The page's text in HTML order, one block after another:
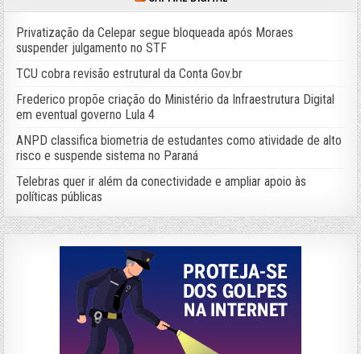
Privatização da Celepar segue bloqueada após Moraes
suspender julgamento no STF
TCU cobra revisão estrutural da Conta Gov.br
Frederico propõe criação do Ministério da Infraestrutura Digital
em eventual governo Lula 4
ANPD classifica biometria de estudantes como atividade de alto
risco e suspende sistema no Paraná
Telebras quer ir além da conectividade e ampliar apoio às
políticas públicas